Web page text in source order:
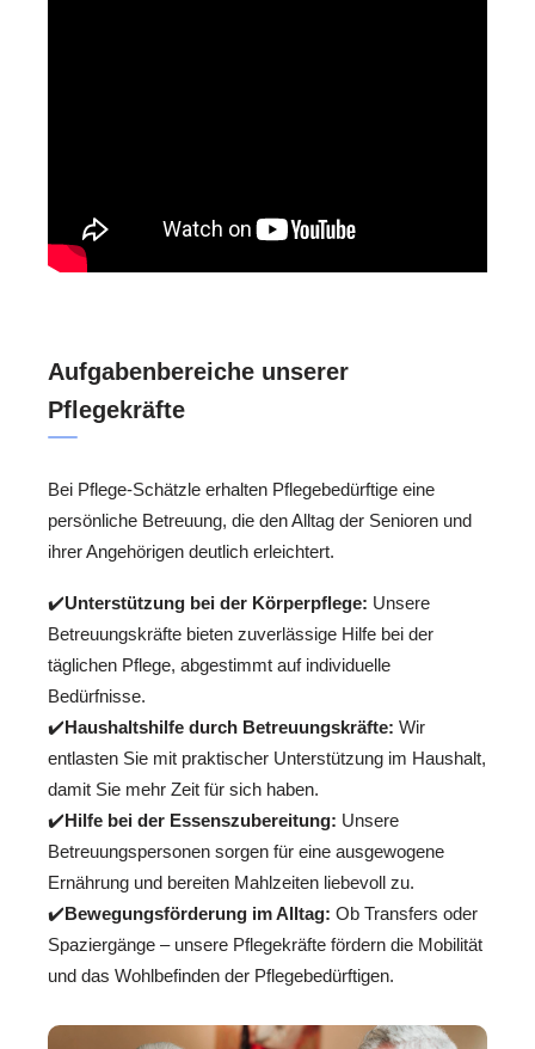
Aufgabenbereiche unserer
Pflegekräfte
Bei Pflege-Schätzle erhalten Pflegebedürftige eine
persönliche Betreuung, die den Alltag der Senioren und
ihrer Angehörigen deutlich erleichtert.
✔️Unterstützung bei der Körperpflege: Unsere
Betreuungskräfte bieten zuverlässige Hilfe bei der
täglichen Pflege, abgestimmt auf individuelle
Bedürfnisse.
✔️Haushaltshilfe durch Betreuungskräfte: Wir
entlasten Sie mit praktischer Unterstützung im Haushalt,
damit Sie mehr Zeit für sich haben.
✔️Hilfe bei der Essenszubereitung: Unsere
Betreuungspersonen sorgen für eine ausgewogene
Ernährung und bereiten Mahlzeiten liebevoll zu.
✔️Bewegungsförderung im Alltag: Ob Transfers oder
Spaziergänge – unsere Pflegekräfte fördern die Mobilität
und das Wohlbefinden der Pflegebedürftigen.